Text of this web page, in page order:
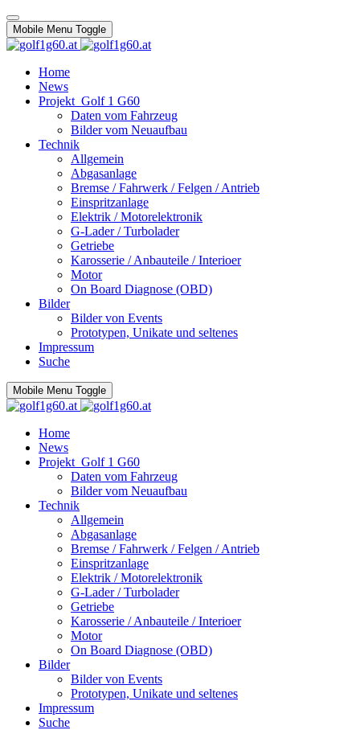
Mobile Menu Toggle
Home
News
Projekt_Golf 1 G60
Daten vom Fahrzeug
Bilder vom Neuaufbau
Technik
Allgemein
Abgasanlage
Bremse / Fahrwerk / Felgen / Antrieb
Einspritzanlage
Elektrik / Motorelektronik
G-Lader / Turbolader
Getriebe
Karosserie / Anbauteile / Interioer
Motor
On Board Diagnose (OBD)
Bilder
Bilder von Events
Prototypen, Unikate und seltenes
Impressum
Suche
Mobile Menu Toggle
Home
News
Projekt_Golf 1 G60
Daten vom Fahrzeug
Bilder vom Neuaufbau
Technik
Allgemein
Abgasanlage
Bremse / Fahrwerk / Felgen / Antrieb
Einspritzanlage
Elektrik / Motorelektronik
G-Lader / Turbolader
Getriebe
Karosserie / Anbauteile / Interioer
Motor
On Board Diagnose (OBD)
Bilder
Bilder von Events
Prototypen, Unikate und seltenes
Impressum
Suche